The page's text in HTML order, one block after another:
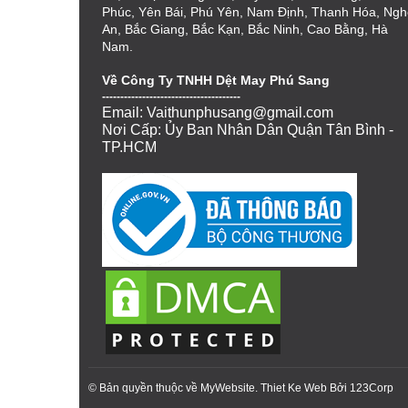
Phúc, Yên Bái, Phú Yên, Nam Định, Thanh Hóa,
An, Bắc Giang, Bắc Kạn, Bắc Ninh, Cao Bằng, Hà
Nam.
Về Công Ty TNHH Dệt May Phú Sang
--------------------------------------
Email: Vaithunphusang@gmail.com
Nơi Cấp: Ủy Ban Nhân Dân Quận Tân Bình -
TP.HCM
© Bản quyền thuộc về MyWebsite. Thiet Ke Web Bởi 123Corp